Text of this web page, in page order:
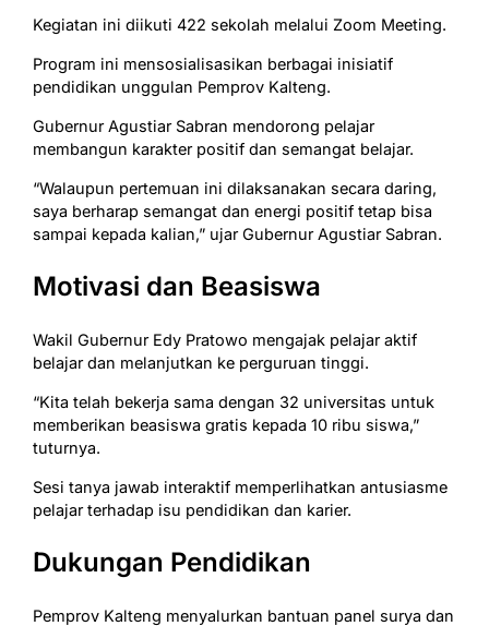
Kegiatan ini diikuti 422 sekolah melalui Zoom Meeting.
Program ini mensosialisasikan berbagai inisiatif
pendidikan unggulan Pemprov Kalteng.
Gubernur Agustiar Sabran mendorong pelajar
membangun karakter positif dan semangat belajar.
“Walaupun pertemuan ini dilaksanakan secara daring,
saya berharap semangat dan energi positif tetap bisa
sampai kepada kalian,” ujar Gubernur Agustiar Sabran.
Motivasi dan Beasiswa
Wakil Gubernur Edy Pratowo mengajak pelajar aktif
belajar dan melanjutkan ke perguruan tinggi.
“Kita telah bekerja sama dengan 32 universitas untuk
memberikan beasiswa gratis kepada 10 ribu siswa,”
tuturnya.
Sesi tanya jawab interaktif memperlihatkan antusiasme
pelajar terhadap isu pendidikan dan karier.
Dukungan Pendidikan
Pemprov Kalteng menyalurkan bantuan panel surya dan